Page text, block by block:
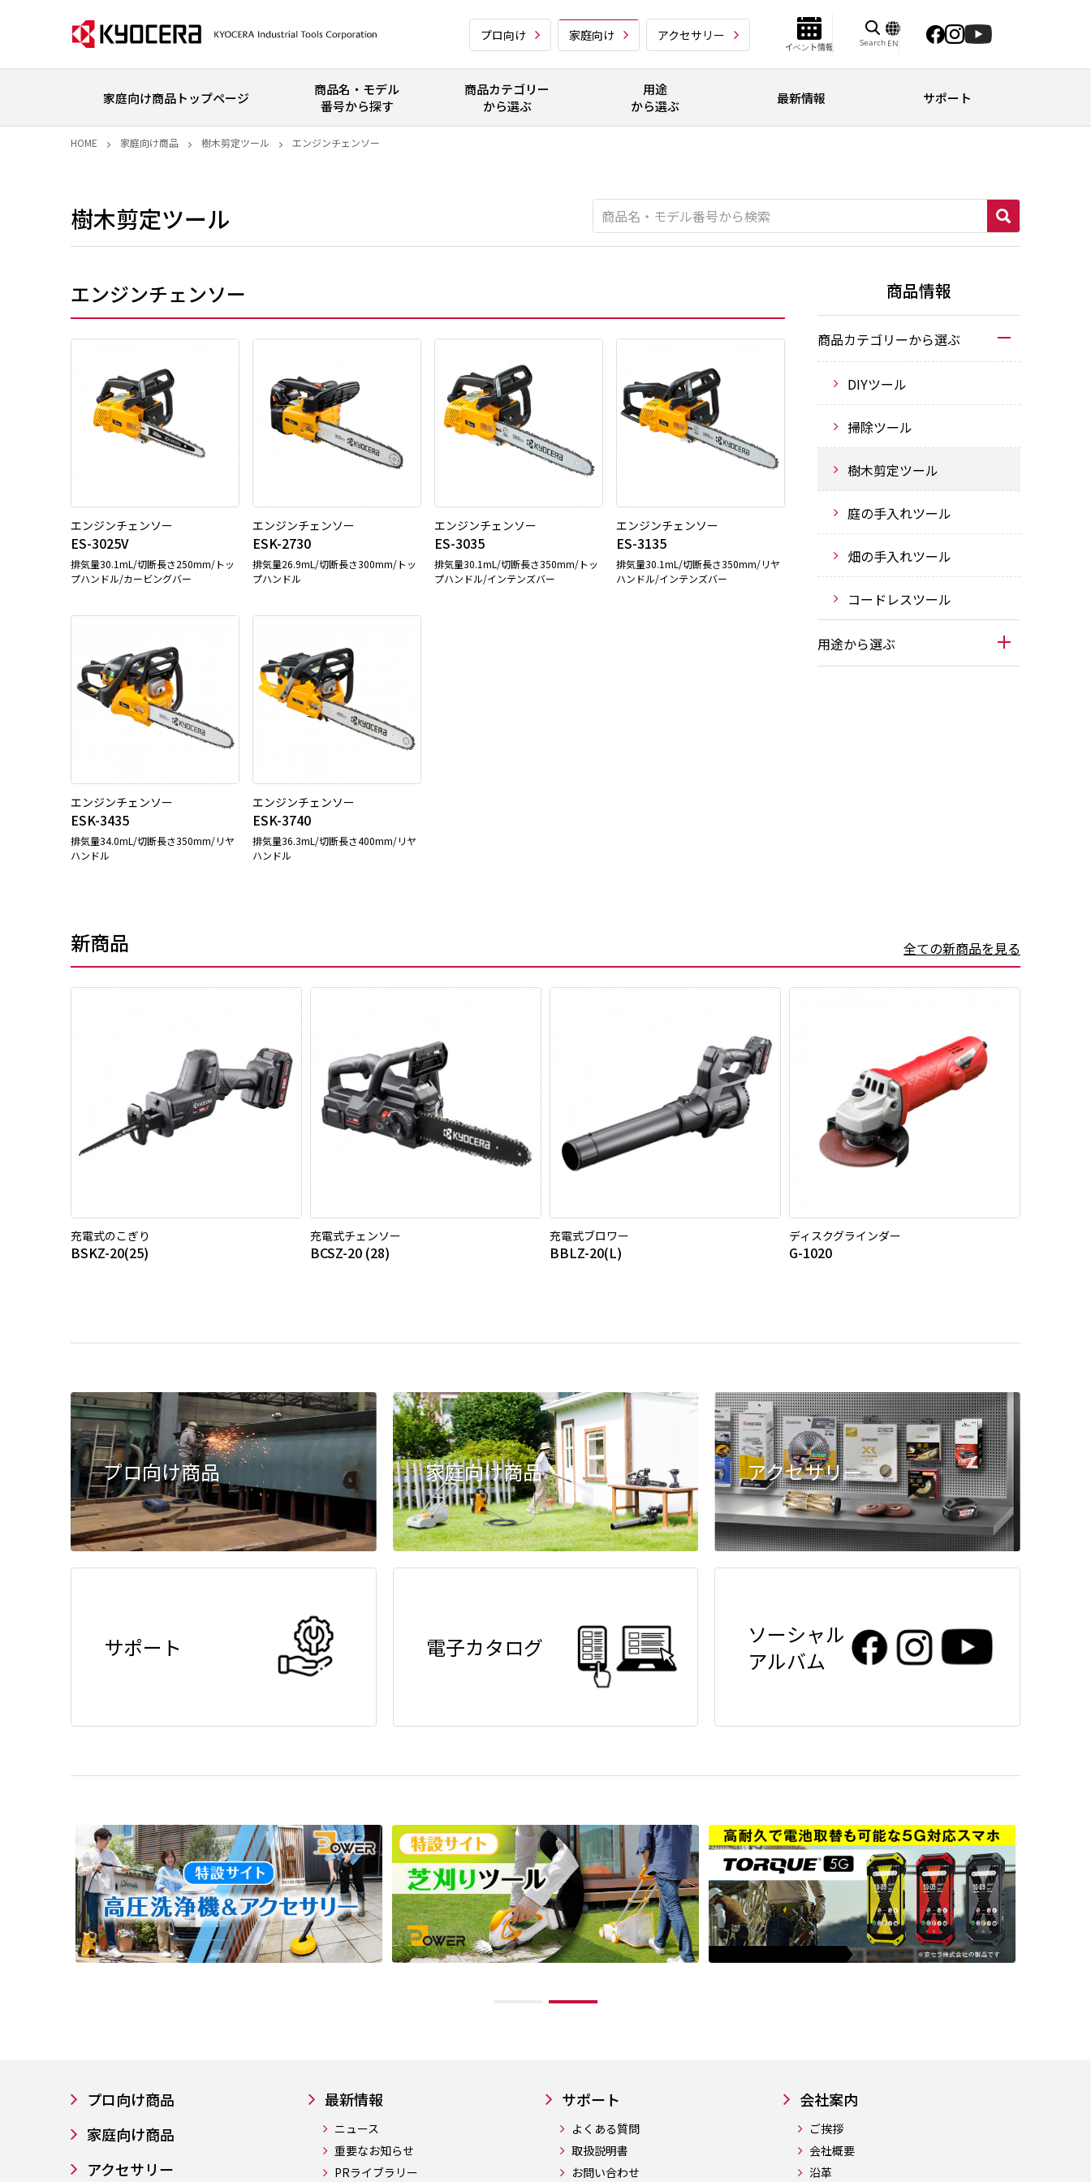
プロ向け 家庭向け アクセサリー
イベント情報 Search EN
家庭向け商品トップページ
商品名・モデル
番号から探す
商品カテゴリー
から選ぶ
用途
から選ぶ
最新情報 サポート
HOME 家庭向け商品 樹木剪定ツール エンジンチェンソー
樹木剪定ツール
エンジンチェンソー
エンジンチェンソー
ES-3025V
排気量30.1mL/切断長さ250mm/トッ
プハンドル/カービングバー
エンジンチェンソー
ESK-2730
排気量26.9mL/切断長さ300mm/トッ
プハンドル
エンジンチェンソー
ES-3035
排気量30.1mL/切断長さ350mm/トッ
プハンドル/インテンズバー
エンジンチェンソー
ES-3135
排気量30.1mL/切断長さ350mm/リヤ
ハンドル/インテンズバー
エンジンチェンソー
ESK-3435
排気量34.0mL/切断長さ350mm/リヤ
ハンドル
エンジンチェンソー
ESK-3740
排気量36.3mL/切断長さ400mm/リヤ
ハンドル
商品情報
商品カテゴリーから選ぶ
DIYツール
掃除ツール
樹木剪定ツール
庭の手入れツール
畑の手入れツール
コードレスツール
用途から選ぶ
新商品 全ての新商品を見る
充電式のこぎり
BSKZ-20(25)
充電式チェンソー
BCSZ-20 (28)
充電式ブロワー
BBLZ-20(L)
ディスクグラインダー
G-1020
プロ向け商品 家庭向け商品 アクセサリー
サポート 電子カタログ
ソーシャル
アルバム
プロ向け商品
家庭向け商品
アクセサリー
最新情報
ニュース
重要なお知らせ
PRライブラリー
サポート
よくある質問
取扱説明書
お問い合わせ
会社案内
ご挨拶
会社概要
沿革